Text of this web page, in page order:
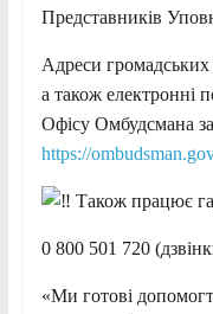
Представників
Адреси громадських
а також електронні
Офісу Омбудсмана
https://
Також працює
0 800 501 720
«Ми готові